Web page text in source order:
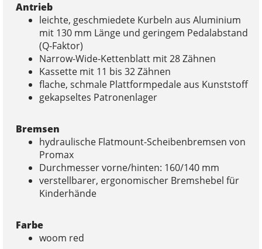
Antrieb
leichte, geschmiedete Kurbeln aus Aluminium
mit 130 mm Länge und geringem Pedalabstand
(Q-Faktor)
Narrow-Wide-Kettenblatt mit 28 Zähnen
Kassette mit 11 bis 32 Zähnen
flache, schmale Plattformpedale aus Kunststoff
gekapseltes Patronenlager
Bremsen
hydraulische Flatmount-Scheibenbremsen von
Promax
Durchmesser vorne/hinten: 160/140 mm
verstellbarer, ergonomischer Bremshebel für
Kinderhände
Farbe
woom red